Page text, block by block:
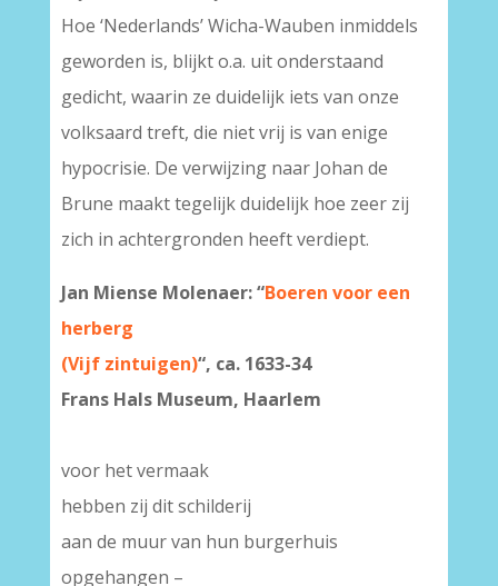
Hoe ‘Nederlands’ Wicha-Wauben inmiddels
geworden is, blijkt o.a. uit onderstaand
gedicht, waarin ze duidelijk iets van onze
volksaard treft, die niet vrij is van enige
hypocrisie. De verwijzing naar Johan de
Brune maakt tegelijk duidelijk hoe zeer zij
zich in achtergronden heeft verdiept.
Jan Miense Molenaer: “Boeren voor een
herberg
(Vijf zintuigen)“, ca. 1633-34
Frans Hals Museum, Haarlem
voor het vermaak
hebben zij dit schilderij
aan de muur van hun burgerhuis
opgehangen –